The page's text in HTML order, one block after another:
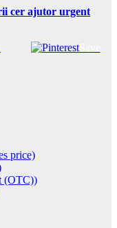
cer ajutor urgent
Save
price)
(OTC))